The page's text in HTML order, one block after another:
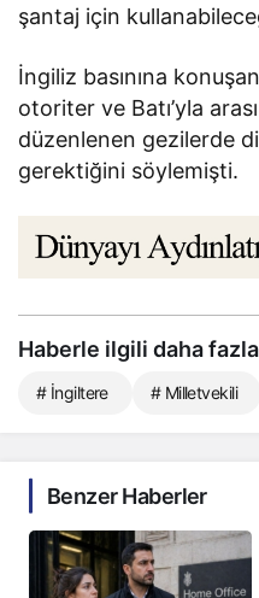
şantaj için
İngiliz basınına
otoriter ve Batı’yla
düzenlenen gezilerde
gerektiğini söylemişti.
Haberle ilgili daha
# İngiltere # Milletvekili
Benzer Haberler